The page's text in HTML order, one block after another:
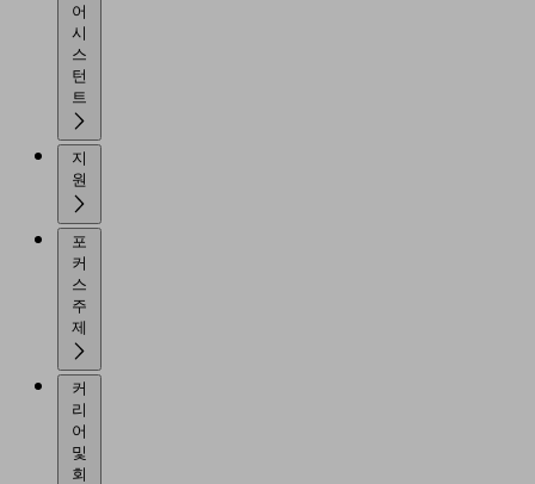
어
시
스
턴
지
포
커
스
주
커
리
어
및
회